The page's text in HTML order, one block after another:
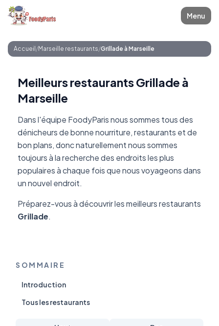
Menu
Accueil /Marseille restaurants/Grillade à Marseille
Meilleurs restaurants Grillade à
Marseille
Dans l'équipe FoodyParis nous sommes tous des
dénicheurs de bonne nourriture, restaurants et de
bon plans, donc naturellement nous sommes
toujours à la recherche des endroits les plus
populaires à chaque fois que nous voyageons dans
un nouvel endroit.
Préparez-vous à découvrir les meilleurs restaurants
Grillade.
SOMMAIRE
Introduction
Tous les restaurants